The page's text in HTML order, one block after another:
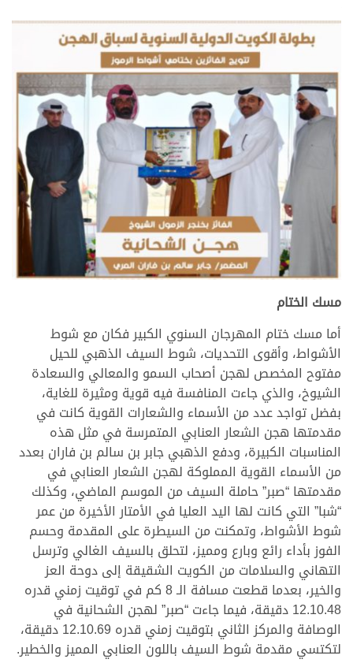
مسك الختام
أما مسك ختام المهرجان السنوي الكبير فكان مع شوط
الأشواط، وأقوى التحديات، شوط السيف الذهبي للحيل
مفتوح المخصص لهجن أصحاب السمو والمعالي والسعادة
الشيوخ، والذي جاءت المنافسة فيه قوية ومثيرة للغاية،
بفضل تواجد عدد من الأسماء والشعارات القوية كانت في
مقدمتها هجن الشعار العنابي المتمرسة في مثل هذه
المناسبات الكبيرة، ودفع الذهبي جابر بن سالم بن فاران بعدد
من الأسماء القوية المملوكة لهجن الشعار العنابي في
مقدمتها “صبر” حاملة السيف من الموسم الماضي، وكذلك
“شبا” التي كانت لها اليد العليا في الأمتار الأخيرة من عمر
شوط الأشواط، وتمكنت من السيطرة على المقدمة وحسم
الفوز بأداء رائع وبارع ومميز، لتحلق بالسيف الغالي وترسل
التهاني والسلامات من الكويت الشقيقة إلى دوحة العز
والخير، بعدما قطعت مسافة الـ 8 كم في توقيت زمني قدره
12.10.48 دقيقة، فيما جاءت “صبر” لهجن الشحانية في
الوصافة والمركز الثاني بتوقيت زمني قدره 12.10.69 دقيقة،
لتكتسي مقدمة شوط السيف باللون العنابي المميز والخطير.